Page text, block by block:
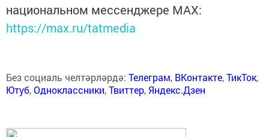
национальном мессенджере MАХ:
https://max.ru/tatmedia
Без социаль челтәрләрдә: Телеграм, ВКонтакте,ТикТок,
Ютуб,Одноклассники,Твиттер, Яндекс.Дзен